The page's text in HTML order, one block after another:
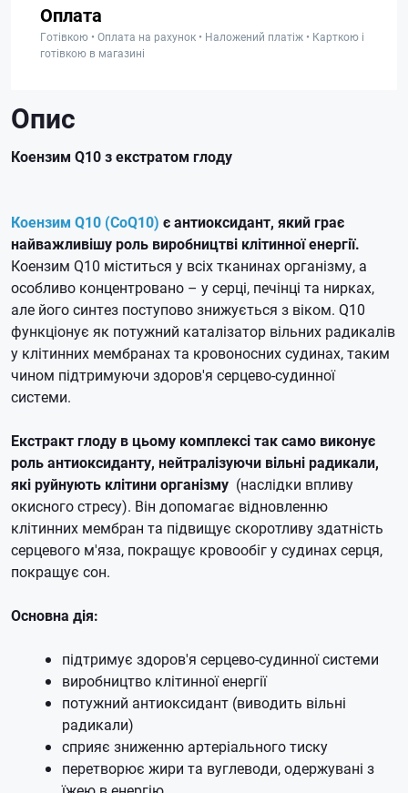
Оплата
Готівкою • Оплата на рахунок • Наложений платіж • Карткою і
готівкою в магазині
Опис
Коензим Q10 з екстратом глоду
Коензим Q10 (CoQ10) є антиоксидант, який грає
найважливішу роль виробництві клітинної енергії.
Коензим Q10 міститься у всіх тканинах організму, а
особливо концентровано – у серці, печінці та нирках,
але його синтез поступово знижується з віком. Q10
функціонує як потужний каталізатор вільних радикалів
у клітинних мембранах та кровоносних судинах, таким
чином підтримуючи здоров'я серцево-судинної
системи.
Екстракт глоду в цьому комплексі так само виконує
роль антиоксиданту, нейтралізуючи вільні радикали,
які руйнують клітини організму (наслідки впливу
окисного стресу). Він допомагає відновленню
клітинних мембран та підвищує скоротливу здатність
серцевого м'яза, покращує кровообіг у судинах серця,
покращує сон.
Основна дія:
підтримує здоров'я серцево-судинної системи
виробництво клітинної енергії
потужний антиоксидант (виводить вільні
радикали)
сприяє зниженню артеріального тиску
перетворює жири та вуглеводи, одержувані з